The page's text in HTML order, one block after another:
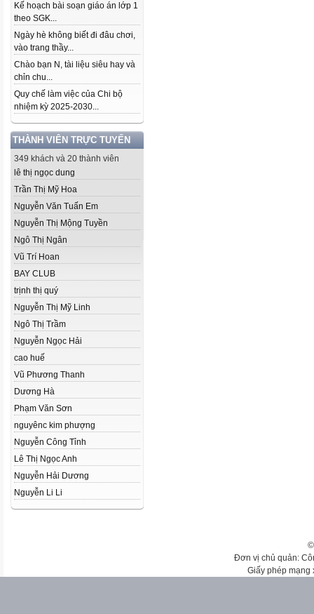
Kế hoạch bài soạn giáo án lớp 1
theo SGK...
Ngày hè không biết đi đâu chơi,
vào trang thầy...
Chào bạn N, tài liệu siêu hay và
chỉn chu...
Quy chế làm việc của Chi bộ
nhiệm kỳ 2025-2030...
THÀNH VIÊN TRỰC TUYẾN
349 khách và 20 thành viên
lê thị ngọc dung
Trần Thị Mỹ Hoa
Nguyễn Văn Tuấn Em
Nguyễn Thị Mộng Tuyền
Ngô Thị Ngân
Vũ Trí Hoan
BAY CLUB
trịnh thị quý
Nguyễn Thị Mỹ Linh
Ngô Thị Trầm
Nguyễn Ngọc Hải
cao huế
Vũ Phương Thanh
Dương Hà
Phạm Văn Sơn
nguyênc kim phượng
Nguyễn Công Tỉnh
Lê Thị Ngọc Anh
Nguyễn Hải Dương
Nguyễn Li Li
Đơn vị chủ quản:
Giấy phép mạng